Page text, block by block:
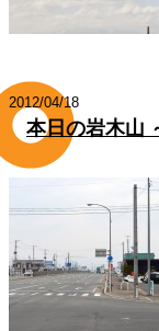
2012/04/18
本日の岩木山